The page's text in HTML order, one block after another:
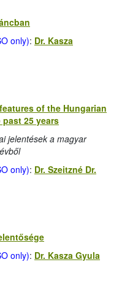
only): Dr. Kasza
of the Hungarian
25 years
jelentések a magyar
only): Dr. Szeitzné Dr.
only): Dr. Kasza Gyula